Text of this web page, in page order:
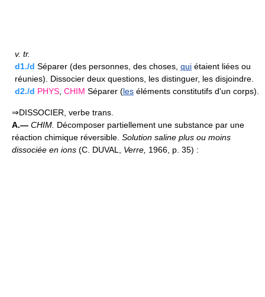
v. tr.
d1./d Séparer (des personnes, des choses, qui étaient liées ou
réunies). Dissocier deux questions, les distinguer, les disjoindre.
d2./d PHYS CHIM Séparer (les éléments constitutifs d'un corps).
⇒DISSOCIER, verbe trans.
A.— CHIM. Décomposer partiellement une substance par une
réaction chimique réversible. Solution saline plus ou moins
dissociée en ions (C. DUVAL, Verre, 1966, p. 35) :